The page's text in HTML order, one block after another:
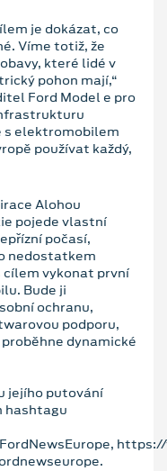
je dokázat, co
Víme totiž, že
které lidé v
pohon mají,“
Ford Model e pro
s elektromobilem
používat každý,
Alohou
pojede vlastní
počasí,
nedostatkem
vykonat první
Bude ji
ochranu,
podporu,
dynamické
jejího putování
hashtagu